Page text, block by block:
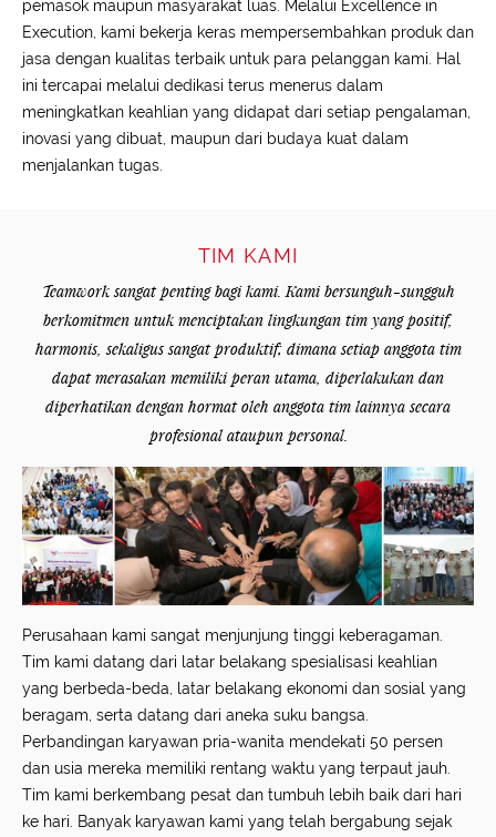
pemasok maupun masyarakat luas. Melalui Excellence in
Execution, kami bekerja keras mempersembahkan produk dan
jasa dengan kualitas terbaik untuk para pelanggan kami. Hal
ini tercapai melalui dedikasi terus menerus dalam
meningkatkan keahlian yang didapat dari setiap pengalaman,
inovasi yang dibuat, maupun dari budaya kuat dalam
menjalankan tugas.
TIM KAMI
Teamwork sangat penting bagi kami. Kami bersunguh-sungguh
berkomitmen untuk menciptakan lingkungan tim yang positif,
harmonis, sekaligus sangat produktif; dimana setiap anggota tim
dapat merasakan memiliki peran utama, diperlakukan dan
diperhatikan dengan hormat oleh anggota tim lainnya secara
profesional ataupun personal.
Perusahaan kami sangat menjunjung tinggi keberagaman.
Tim kami datang dari latar belakang spesialisasi keahlian
yang berbeda-beda, latar belakang ekonomi dan sosial yang
beragam, serta datang dari aneka suku bangsa.
Perbandingan karyawan pria-wanita mendekati 50 persen
dan usia mereka memiliki rentang waktu yang terpaut jauh.
Tim kami berkembang pesat dan tumbuh lebih baik dari hari
ke hari. Banyak karyawan kami yang telah bergabung sejak